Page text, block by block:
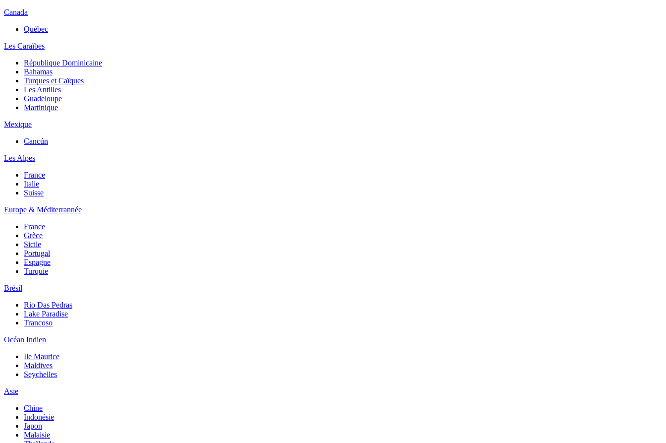
Canada
Québec
Les Caraïbes
République Dominicaine
Bahamas
Turques et Caïques
Les Antilles
Guadeloupe
Martinique
Mexique
Cancún
Les Alpes
France
Italie
Suisse
Europe & Méditerrannée
France
Grèce
Sicile
Portugal
Espagne
Turquie
Brésil
Rio Das Pedras
Lake Paradise
Trancoso
Océan Indien
Ile Maurice
Maldives
Seychelles
Asie
Chine
Indonésie
Japon
Malaisie